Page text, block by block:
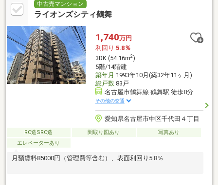
中古売マンション
ライオンズシティ鶴舞
1,740万円
利回り 5.8％
3DK (54.16m2)
5階/14階建
築年月 1993年10月(築32年11ヶ月)
総戸数83戸
名古屋市鶴舞線 鶴舞駅 徒歩8分
その他の交通
愛知県名古屋市中区千代田４丁目
RC造SRC造 間取り図あり
写真あり
エレベーターあり
月額賃料85000円（管理費等含む）、表面利回り5.8％